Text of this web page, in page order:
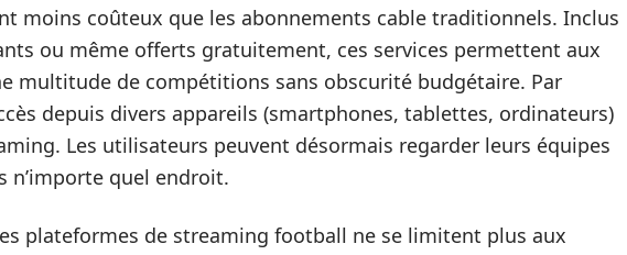
moins coûteux que les abonnements cable traditionnels. Inclus
ou même offerts gratuitement, ces services permettent aux
multitude de compétitions sans obscurité budgétaire. Par
depuis divers appareils (smartphones, tablettes, ordinateurs)
Les utilisateurs peuvent désormais regarder leurs équipes
n’importe quel endroit.
plateformes de streaming football ne se limitent plus aux